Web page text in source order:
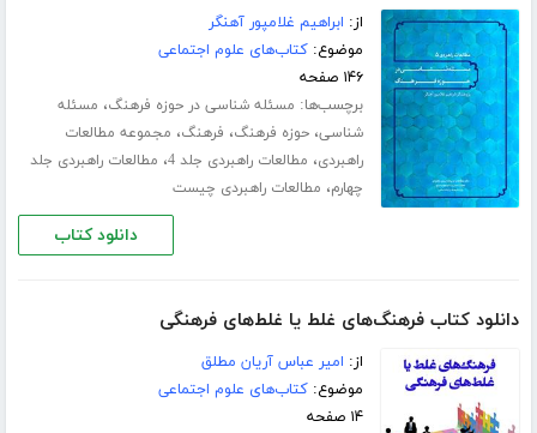
از: ابراهیم غلامپور آهنگر
موضوع:کتاب‌های علوم اجتماعی
۱۴۶ صفحه
برچسب‌ها: مسئله شناسی در حوزه فرهنگ، مسئله
شناسی،حوزه فرهنگ، فرهنگ، مجموعه مطالعات
راهبردی، مطالعات راهبردی جلد 4 ، مطالعات راهبردی جلد
چهارم، مطالعات راهبردی چیست
دانلود کتاب
دانلود کتاب فرهنگ‌های غلط یا غلط‌های فرهنگی
از: امیر عباس آریان مطلق
موضوع:کتاب‌های علوم اجتماعی
۱۴ صفحه